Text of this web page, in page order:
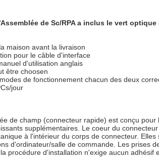
de Sc/RPA a inclus le vert
maison avant la livraison
pour le câble d'interface
d'utilisation anglais
être choosen
de fonctionnement chacun des deux
jour
de champ (connecteur rapide) est conçu
supplémentaires. Le coeur du
à l'intérieur du corps de connecteur.
d'ordinateur/salle de commande. Les prises
procédure d'installation n'exige aucun adhésif